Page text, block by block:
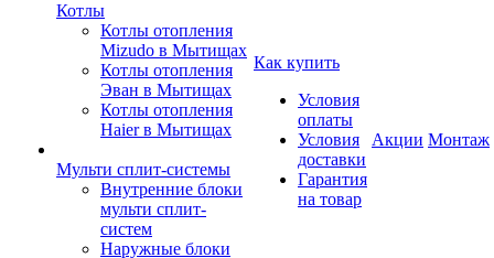
Котлы
Котлы отопления
Mizudo в Мытищах
Котлы отопления
Эван в Мытищах
Котлы отопления
Haier в Мытищах
Мульти сплит-системы
Внутренние блоки
мульти сплит-
систем
Наружные блоки
Как купить
Условия
оплаты
Условия
доставки
Гарантия
на товар
Акции Монтаж